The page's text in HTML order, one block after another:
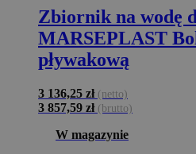
Zbiornik na wodę
MARSEPLAST
pływakową
3 136,25 zł (netto)
3 857,59 zł (brutto)
W magazynie